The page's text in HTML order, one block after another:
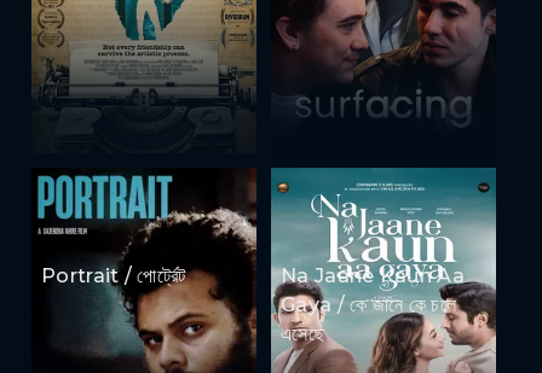
Portrait / পোর্ট্রেট
Na Jaane Kaun Aa
Gaya / কে জানে কে চলে
এসেছে